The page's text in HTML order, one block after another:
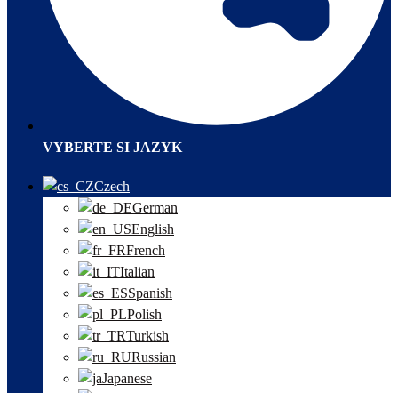
VYBERTE SI JAZYK
Czech
German
English
French
Italian
Spanish
Polish
Turkish
Russian
Japanese